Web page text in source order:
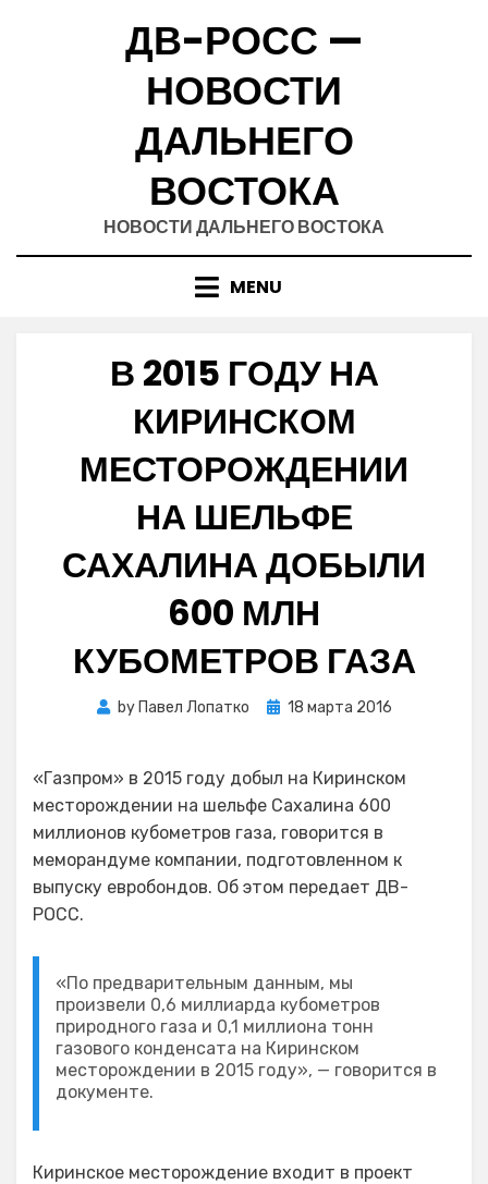
ДВ-РОСС —
НОВОСТИ
ДАЛЬНЕГО
ВОСТОКА
НОВОСТИ ДАЛЬНЕГО ВОСТОКА
MENU
В 2015 ГОДУ НА
КИРИНСКОМ
МЕСТОРОЖДЕНИИ
НА ШЕЛЬФЕ
САХАЛИНА ДОБЫЛИ
600 МЛН
КУБОМЕТРОВ ГАЗА
by Павел Лопатко
Posted
18 марта 2016
«Газпром» в 2015 году добыл на Киринском
месторождении на шельфе Сахалина 600
миллионов кубометров газа, говорится в
меморандуме компании, подготовленном к
выпуску евробондов. Об этом передает ДВ-
РОСС.
«По предварительным данным, мы
произвели 0,6 миллиарда кубометров
природного газа и 0,1 миллиона тонн
газового конденсата на Киринском
месторождении в 2015 году», — говорится в
документе.
Киринское месторождение входит в проект